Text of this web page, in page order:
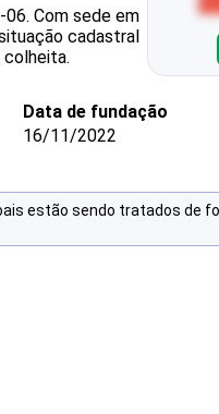
06. Com sede em
cadastral
colheita.
Data de fundação
16/11/2022
estão sendo tratados de